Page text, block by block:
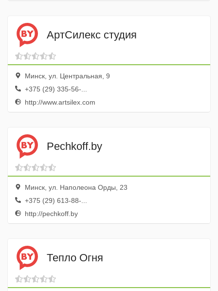
АртСилекс студия
Минск, ул. Центральная, 9
+375 (29) 335-56-...
http://www.artsilex.com
Pechkoff.by
Минск, ул. Наполеона Орды, 23
+375 (29) 613-88-...
http://pechkoff.by
Тепло Огня